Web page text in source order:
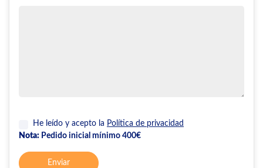
He leído y acepto la Política de privacidad
Nota: Pedido inicial mínimo 400€
Enviar